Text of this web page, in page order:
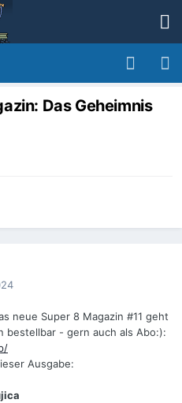
Das Geheimnis
neue Super 8 Magazin #11 geht
bestellbar - gern auch als Abo:):
Ausgabe: